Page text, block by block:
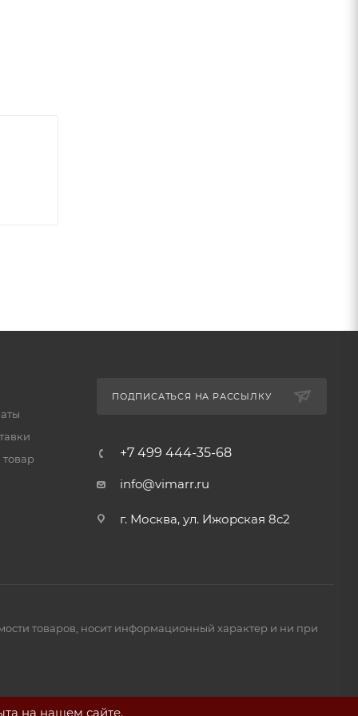
товар
ПОДПИСАТЬСЯ НА РАССЫЛКУ
+7 499 444-35-68
info@vimarr.ru
г. Москва, ул. Ижорская 8с2
товаров, носит информационный характер и ни при
на нашем сайте.